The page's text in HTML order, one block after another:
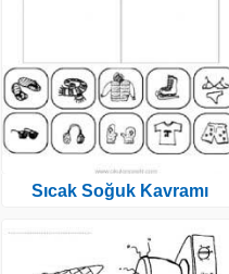
Sıcak Soğuk Kavramı